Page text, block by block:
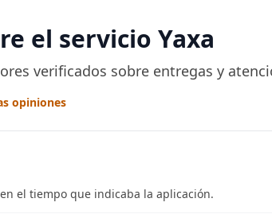
el servicio Yaxa
verificados sobre entregas y
opiniones
el tiempo que indicaba la aplicación.